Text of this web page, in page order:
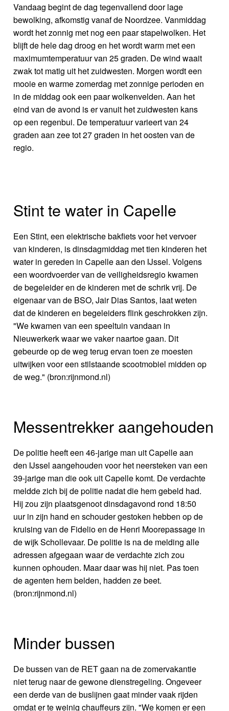
Vandaag begint de dag tegenvallend door lage
bewolking, afkomstig vanaf de Noordzee. Vanmiddag
wordt het zonnig met nog een paar stapelwolken. Het
blijft de hele dag droog en het wordt warm met een
maximumtemperatuur van 25 graden. De wind waait
zwak tot matig uit het zuidwesten. Morgen wordt een
mooie en warme zomerdag met zonnige perioden en
in de middag ook een paar wolkenvelden. Aan het
eind van de avond is er vanuit het zuidwesten kans
op een regenbui. De temperatuur varieert van 24
graden aan zee tot 27 graden in het oosten van de
regio.
Stint te water in Capelle
Een Stint, een elektrische bakfiets voor het vervoer
van kinderen, is dinsdagmiddag met tien kinderen het
water in gereden in Capelle aan den IJssel. Volgens
een woordvoerder van de veiligheidsregio kwamen
de begeleider en de kinderen met de schrik vrij. De
eigenaar van de BSO, Jair Dias Santos, laat weten
dat de kinderen en begeleiders flink geschrokken zijn.
"We kwamen van een speeltuin vandaan in
Nieuwerkerk waar we vaker naartoe gaan. Dit
gebeurde op de weg terug ervan toen ze moesten
uitwijken voor een stilstaande scootmobiel midden op
de weg." (bron:rijnmond.nl)
Messentrekker aangehouden
De politie heeft een 46-jarige man uit Capelle aan
den IJssel aangehouden voor het neersteken van een
39-jarige man die ook uit Capelle komt. De verdachte
meldde zich bij de politie nadat die hem gebeld had.
Hij zou zijn plaatsgenoot dinsdagavond rond 18:50
uur in zijn hand en schouder gestoken hebben op de
kruising van de Fidelio en de Henri Moorepassage in
de wijk Schollevaar. De politie is na de melding alle
adressen afgegaan waar de verdachte zich zou
kunnen ophouden. Maar daar was hij niet. Pas toen
de agenten hem belden, hadden ze beet.
(bron:rijnmond.nl)
Minder bussen
De bussen van de RET gaan na de zomervakantie
niet terug naar de gewone dienstregeling. Ongeveer
een derde van de buslijnen gaat minder vaak rijden
omdat er te weinig chauffeurs zijn. "We komen er een